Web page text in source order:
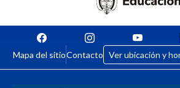
Mapa del sitioContacto Ver ubicación y